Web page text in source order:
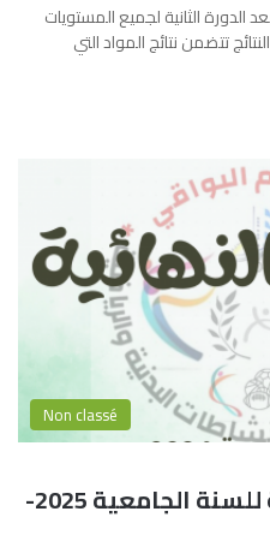
الدورة الثانية لجميع المستويات
وجميع السداسيات لسنة 2025-2026 النتائج تتضمن نتائج المواد التي
Non classé
نتائج المداولات النهائية للسنة الجامعية 2025-